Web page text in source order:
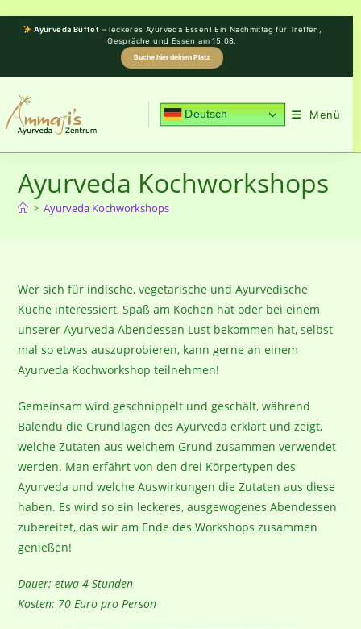
Inhalt Ayurveda Büffet – leckeres Ayurveda Essen! Ein Nachmittag für Treffen,
Gespräche und Essen am 15.08.
Buche hier deinen Platz
0 Menü
Deutsch
Ayurveda Kochworkshops
> Ayurveda Kochworkshops
Wer sich für indische, vegetarische und Ayurvedische
Küche interessiert, Spaß am Kochen hat oder bei einem
unserer Ayurveda Abendessen Lust bekommen hat, selbst
mal so etwas auszuprobieren, kann gerne an einem
Ayurveda Kochworkshop teilnehmen!
Gemeinsam wird geschnippelt und geschält, während
Balendu die Grundlagen des Ayurveda erklärt und zeigt,
welche Zutaten aus welchem Grund zusammen verwendet
werden. Man erfährt von den drei Körpertypen des
Ayurveda und welche Auswirkungen die Zutaten aus diese
haben. Es wird so ein leckeres, ausgewogenes Abendessen
zubereitet, das wir am Ende des Workshops zusammen
genießen!
Dauer: etwa 4 Stunden
Kosten: 70 Euro pro Person